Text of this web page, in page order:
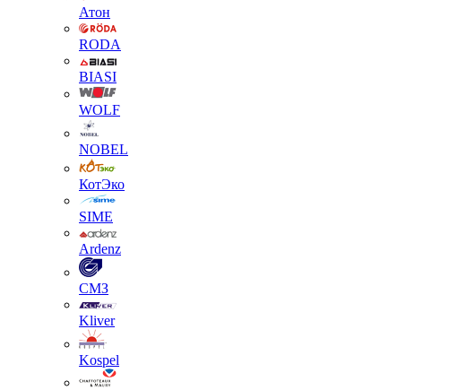
Атон
RODA
BIASI
WOLF
NOBEL
КотЭко
SIME
Ardenz
СМЗ
Kliver
Kospel